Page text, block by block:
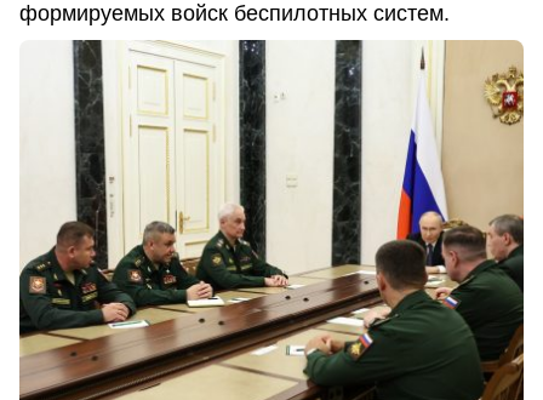
формируемых войск беспилотных систем.